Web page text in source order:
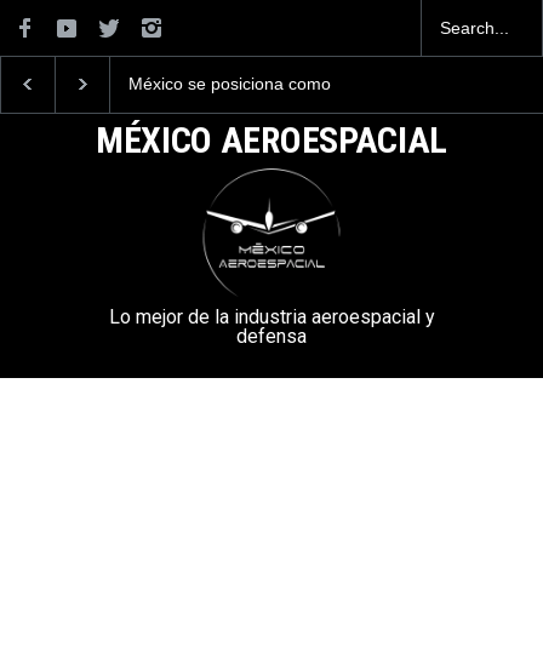
México se posiciona como
aeroespacial del mundo, al
superar los 13,600 millones
de dólares en exportaciones
la Armada de México
MÉXICO AEROESPACIAL
Lo mejor de la industria aeroespacial y
defensa